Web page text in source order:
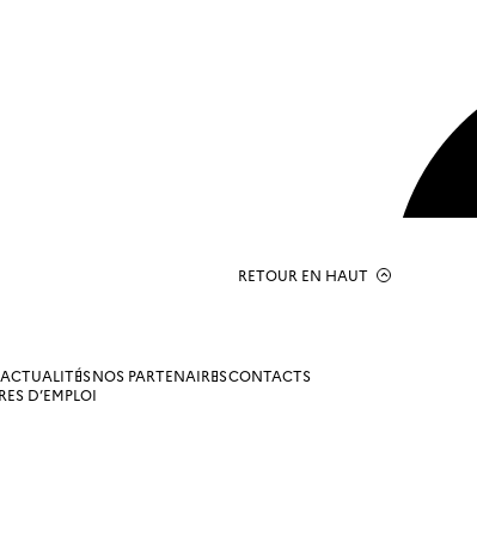
ACTUALITÉSNOS PARTENAIRESCONTACTS
D’EMPLOI
RETOUR EN HAUT